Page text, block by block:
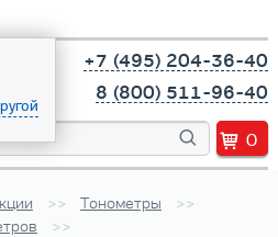
+7 (495) 204-36-40
8 (800) 511-96-40
0
Тонометры